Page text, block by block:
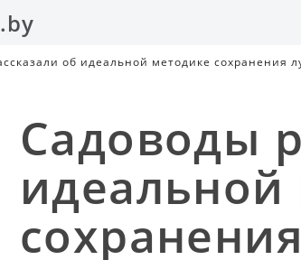
об идеальной методике сохранения
Садоводы
идеальной